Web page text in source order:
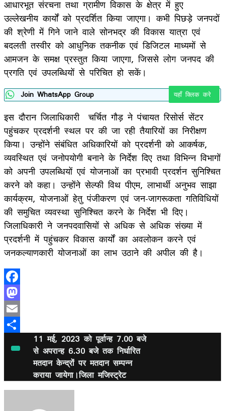
आधारभूत संरचना तथा ग्रामीण विकास के क्षेत्र में हुए
उल्लेखनीय कार्यों को प्रदर्शित किया जाएगा। कभी पिछड़े जनपदों
की श्रेणी में गिने जाने वाले सोनभद्र की विकास यात्रा एवं
बदलती तस्वीर को आधुनिक तकनीक एवं डिजिटल माध्यमों से
आमजन के समक्ष प्रस्तुत किया जाएगा, जिससे लोग जनपद की
प्रगति एवं उपलब्धियों से परिचित हो सकें।
Join WhatsApp Group यहाँ क्लिक करे
इस दौरान जिलाधिकारी चर्चित गौड़ ने पंचायत रिसोर्स सेंटर
पहुंचकर प्रदर्शनी स्थल पर की जा रही तैयारियों का निरीक्षण
किया। उन्होंने संबंधित अधिकारियों को प्रदर्शनी को आकर्षक,
व्यवस्थित एवं जनोपयोगी बनाने के निर्देश दिए तथा विभिन्न विभागों
को अपनी उपलब्धियों एवं योजनाओं का प्रभावी प्रदर्शन सुनिश्चित
करने को कहा। उन्होंने सेल्फी विथ पीएम, लाभार्थी अनुभव साझा
कार्यक्रम, योजनाओं हेतु पंजीकरण एवं जन-जागरूकता गतिविधियों
की समुचित व्यवस्था सुनिश्चित करने के निर्देश भी दिए।
जिलाधिकारी ने जनपदवासियों से अधिक से अधिक संख्या में
प्रदर्शनी में पहुंचकर विकास कार्यों का अवलोकन करने एवं
जनकल्याणकारी योजनाओं का लाभ उठाने की अपील की है।
Facebook
Mastodon
Email
11 मई, 2023 को पूर्वान्ह 7.00 बजे
से अपरान्ह 6.30 बजे तक निर्धारित
मतदान केन्द्रों पर मतदान सम्पन्न
कराया जायेगा।जिला मजिस्ट्रेट